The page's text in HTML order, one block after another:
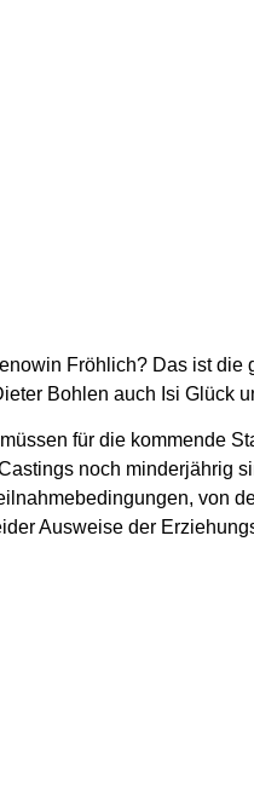
Fröhlich? Das ist die
Bohlen auch Isi Glück
für die kommende
noch minderjährig
von
Ausweise der